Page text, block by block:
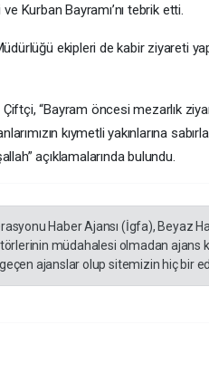
Kurban Bayramı’nı tebrik etti.
ekipleri de kabir ziyareti
“Bayram öncesi mezarlık
kıymetli yakınlarına
açıklamalarında bulundu.
Haber Ajansı (İgfa), Beyaz
müdahalesi olmadan ajans
ajanslar olup sitemizin hiç bir